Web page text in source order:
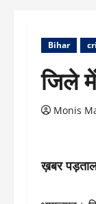
Bihar
जिले
Monis
ख़बर